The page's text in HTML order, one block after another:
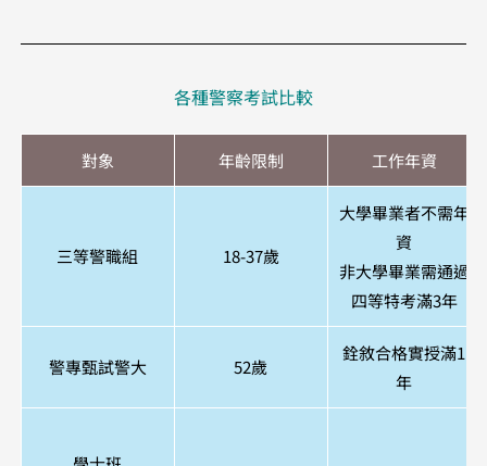
各種警察考試比較
對象 年齡限制 工作年資
三等警職組 18-37歲
大學畢業者不需年
資
非大學畢業需通過
四等特考滿3年
警專甄試警大 52歲
銓敘合格實授滿1
年